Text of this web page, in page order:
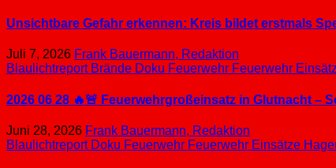
Unsichtbare Gefahr erkennen: Kreis bildet erstmals
Juli 7, 2026 Frank Bauermann, Redaktion
Blaulichtreport Brände Doku Feuerwehr Feuerwehr
2026 06 28 🔥🚨 Feuerwehrgroßeinsatz in Glutnacht –
Juni 28, 2026 Frank Bauermann, Redaktion
Blaulichtreport Doku Feuerwehr Feuerwehr Einsätze